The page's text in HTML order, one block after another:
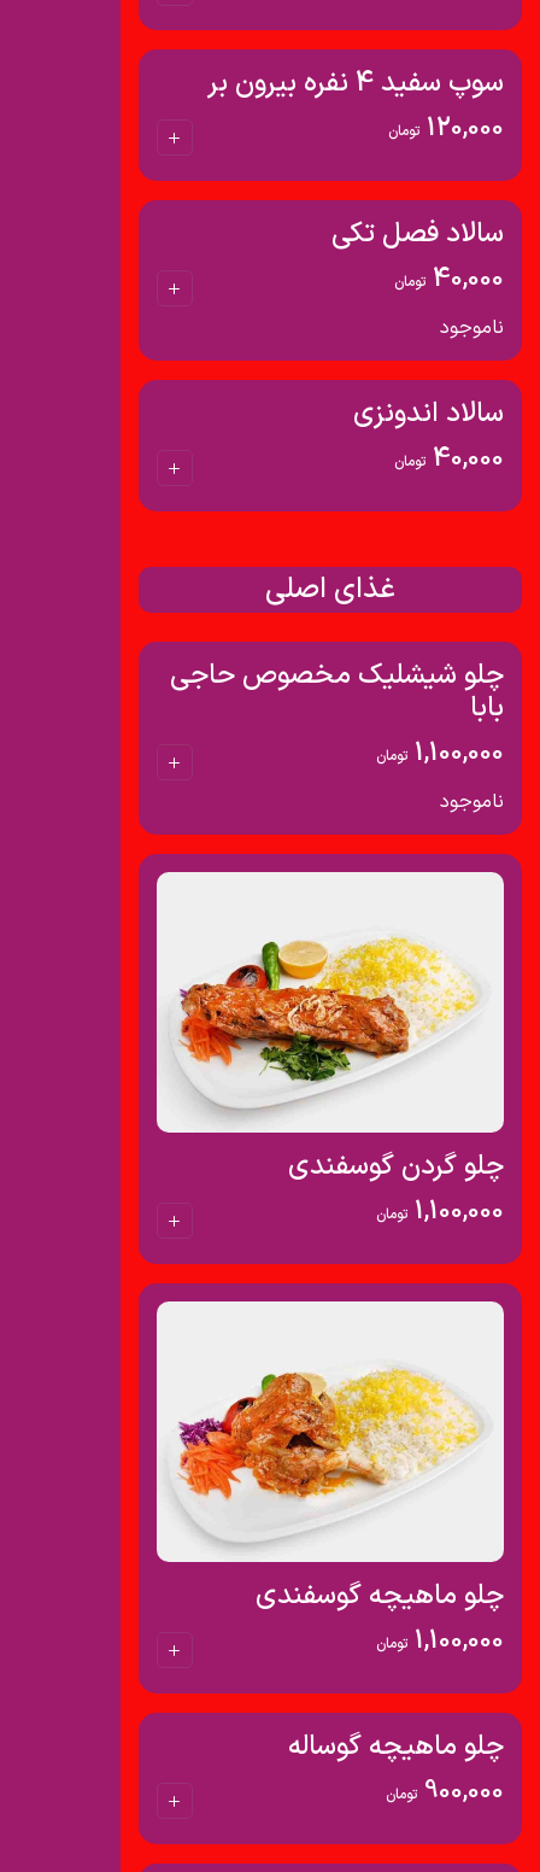
سوپ سفید 4 نفره بیرون بر
120,000 تومان
سالاد فصل تکی
40,000 تومان
ناموجود
سالاد اندونزی
40,000 تومان
غذای اصلی
چلو شیشلیک مخصوص حاجی
بابا
1,100,000 تومان
ناموجود
چلو گردن گوسفندی
1,100,000 تومان
چلو ماهیچه گوسفندی
1,100,000 تومان
چلو ماهیچه گوساله
900,000 تومان